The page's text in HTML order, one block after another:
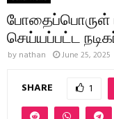
போதைப்பொருள்
செய்யப்பட்ட
by nathan June 25, 2025
SHARE 1